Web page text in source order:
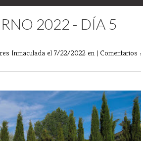
2022 - DÍA 5
Inmaculada el 7/22/2022 en | Comentarios :